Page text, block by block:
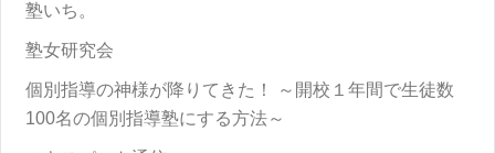
塾いち。
塾女研究会
個別指導の神様が降りてきた！ ～開校１年間で生徒数
100名の個別指導塾にする方法～